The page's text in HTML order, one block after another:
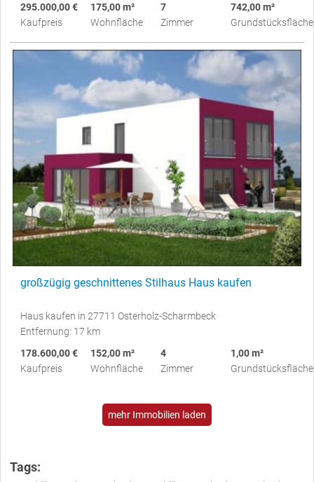
295.000,00 €
Kaufpreis
175,00 m²
Wohnfläche
7
Zimmer
742,00 m²
Grundstücksfläche
großzügig geschnittenes Stilhaus Haus kaufen
Haus kaufen in 27711 Osterholz-Scharmbeck
Entfernung: 17 km
178.600,00 €
Kaufpreis
152,00 m²
Wohnfläche
4
Zimmer
1,00 m²
Grundstücksfläche
mehr Immobilien laden
Tags: